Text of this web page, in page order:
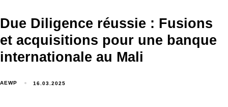
Due Diligence réussie : Fusions
et acquisitions pour une banque
internationale au Mali
AEWP 16.03.2025